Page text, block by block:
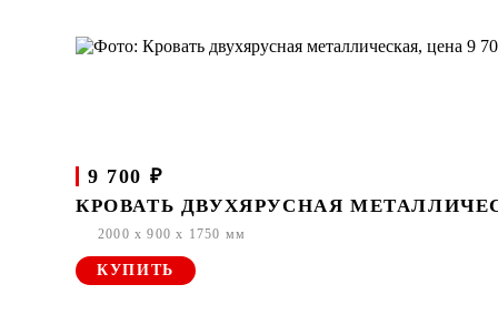
9 700 ₽
КРОВАТЬ ДВУХЯРУСНАЯ
2000 x 900 x 1750 мм
КУПИТЬ